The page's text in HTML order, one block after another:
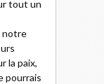
tout un
notre
la paix,
pourrais